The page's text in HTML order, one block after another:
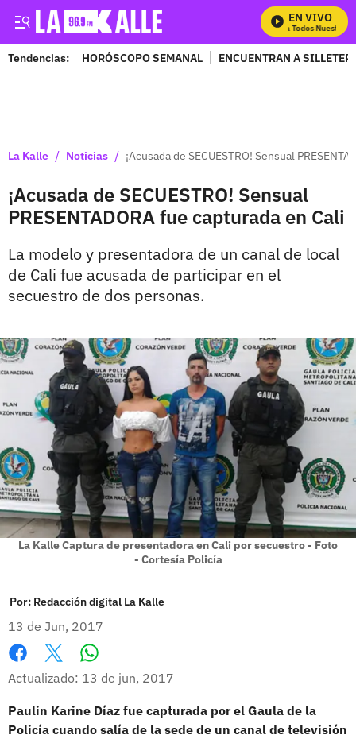
EN VIVO
Mira Todos Nuestros
Tendencias: HORÓSCOPO SEMANAL ENCUENTRAN A
La Kalle / Noticias / ¡Acusada de SECUESTRO! Sensual
¡Acusada de SECUESTRO! Sensual
PRESENTADORA fue capturada en Cali
La modelo y presentadora de un canal de local
de Cali fue acusada de participar en el
secuestro de dos personas.
La Kalle Captura de presentadora en Cali por secuestro - Foto
- Cortesía Policía
Por: Redacción digital La Kalle
13 de Jun, 2017
Facebook
X
Actualizado: 13 de jun, 2017
Paulin Karine Díaz fue capturada por el Gaula de la
Policía cuando salía de la sede de un canal de televisión